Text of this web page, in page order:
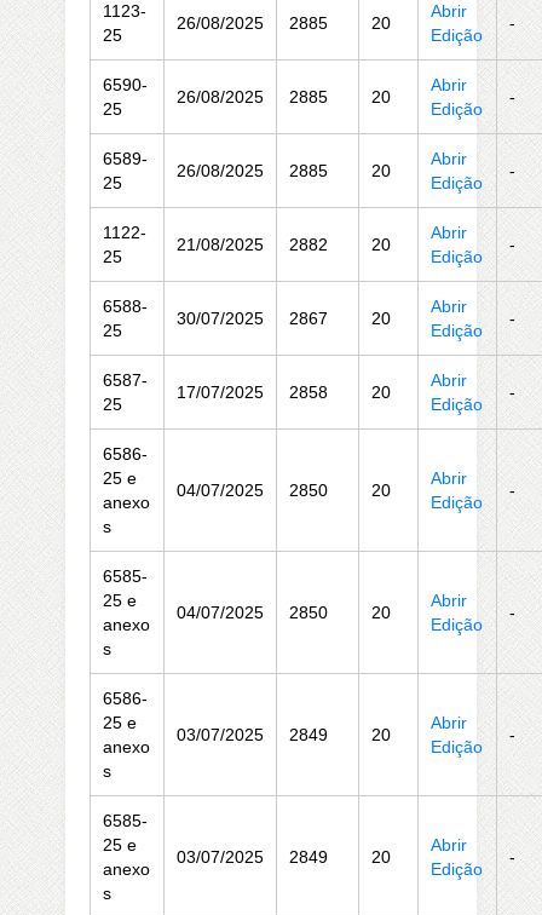
1123-
25
26/08/2025 2885 20
Abrir
Edição
-
6590-
25
26/08/2025 2885 20
Abrir
Edição
-
6589-
25
26/08/2025 2885 20
Abrir
Edição
-
1122-
25
21/08/2025 2882 20
Abrir
Edição
-
6588-
25
30/07/2025 2867 20
Abrir
Edição
-
6587-
25
17/07/2025 2858 20
Abrir
Edição
-
6586-
25 e
anexo
s
04/07/2025 2850 20
Abrir
Edição
-
6585-
25 e
anexo
s
04/07/2025 2850 20
Abrir
Edição
-
6586-
25 e
anexo
s
03/07/2025 2849 20
Abrir
Edição
-
6585-
25 e
anexo
s
03/07/2025 2849 20
Abrir
Edição
-